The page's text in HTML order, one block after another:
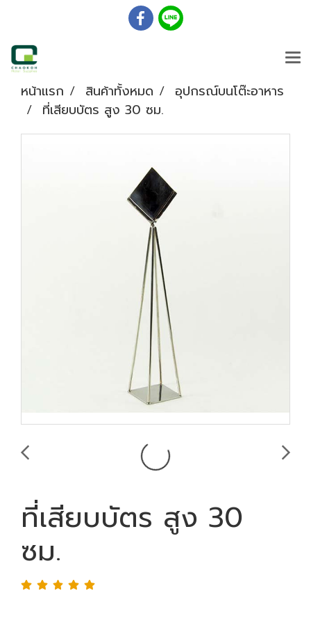
หน้าแรก สินค้าทั้งหมด
อุปกรณ์บนโต๊ะอาหาร
ที่เสียบบัตร สูง 30 ซม.
ที่เสียบบัตร สูง 30
ซม.